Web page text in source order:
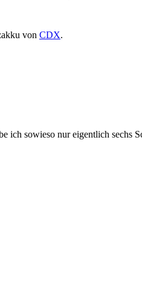
von CDX.
sowieso nur eigentlich sechs